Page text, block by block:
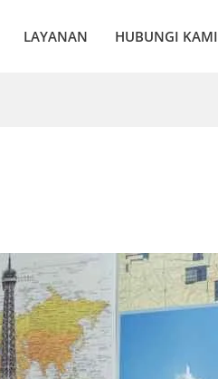
LAYANAN HUBUNGI KAMI